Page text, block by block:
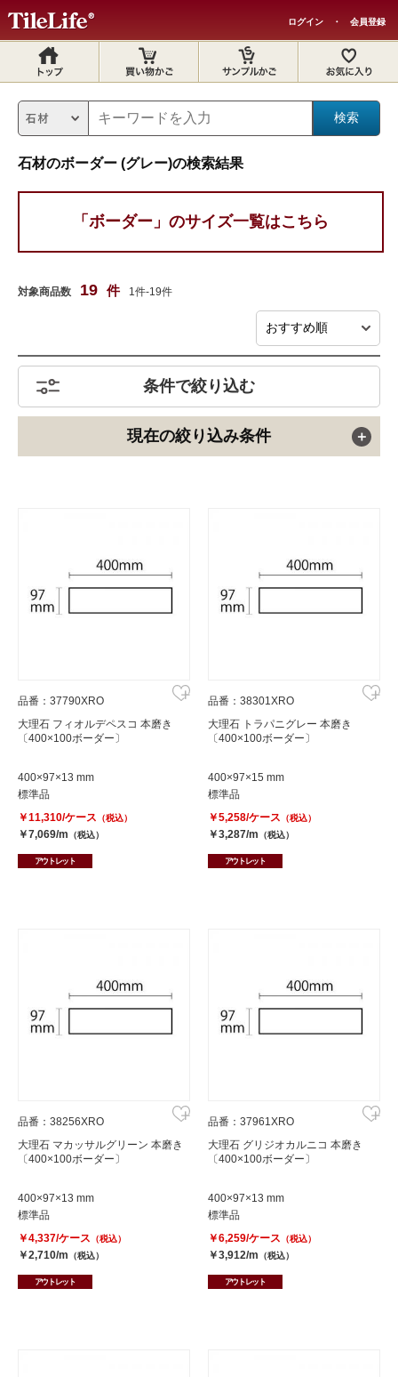
ログイン ・ 会員登録
石材のボーダー (グレー)の検索結果
「ボーダー」のサイズ一覧はこちら
対象商品数 19 件 1件-19件
条件で絞り込む
現在の絞り込み条件
品番：37790XRO
大理石 フィオルデペスコ 本磨き
〔400×100ボーダー〕
400×97×13 mm
標準品
￥11,310/ケース （税込）
￥7,069/m （税込）
アウトレット
品番：38301XRO
大理石 トラパニグレー 本磨き
〔400×100ボーダー〕
400×97×15 mm
標準品
￥5,258/ケース （税込）
￥3,287/m （税込）
アウトレット
品番：38256XRO
大理石 マカッサルグリーン 本磨き
〔400×100ボーダー〕
400×97×13 mm
標準品
￥4,337/ケース （税込）
￥2,710/m （税込）
アウトレット
品番：37961XRO
大理石 グリジオカルニコ 本磨き
〔400×100ボーダー〕
400×97×13 mm
標準品
￥6,259/ケース （税込）
￥3,912/m （税込）
アウトレット